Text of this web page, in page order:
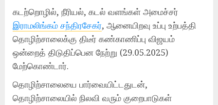
கடற்றொழில், நீரியல், கடல் வளங்கள் அமைச்சர்
இராமலிங்கம் சந்திரசேகர், ஆனையிறவு உப்பு உற்பத்தி
தொழிற்சாலைக்கு திடீர் கண்காணிப்பு விஜயம்
ஒன்றைத் திடுதிப்பென நேற்று (29.05.2025)
மேற்கொண்டார்.
தொழிற்சாலையை பார்வையிட்டதுடன்,
தொழிற்சாலையில் நிலவி வரும் குறைபாடுகள்